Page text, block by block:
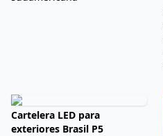
Cartelera LED para
exteriores Brasil P5